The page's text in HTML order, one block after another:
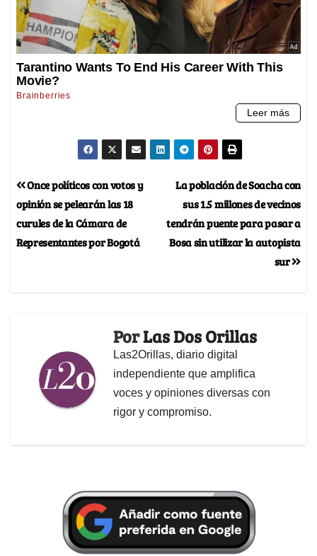
La población de Soacha con
sus 1.5 millones de vecinos
tendrán puente para pasar a
Bosa sin utilizar la autopista
sur
Once políticos con votos y
opinión se pelearán las 18
curules de la Cámara de
Representantes por Bogotá
PorLas Dos Orillas
Las2Orillas, diario digital
independiente que amplifica
voces y opiniones diversas con
rigor y compromiso.